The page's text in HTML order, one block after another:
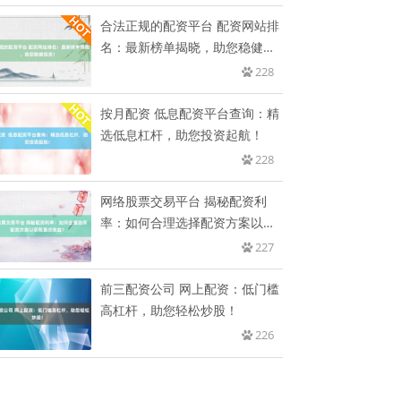
合法正规的配资平台 配资网站排
名：最新榜单揭晓，助您稳健投
228
按月配资 低息配资平台查询：精
选低息杠杆，助您投资起航！
228
网络股票交易平台 揭秘配资利
率：如何合理选择配资方案以获
227
前三配资公司 网上配资：低门槛
高杠杆，助您轻松炒股！
226